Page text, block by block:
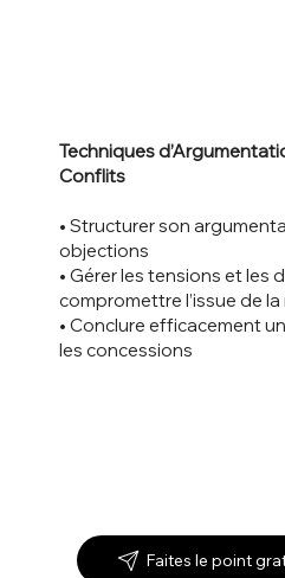
Techniques
Conflits
• Structurer son
objections
• Gérer les tensions et les
compromettre l’issue de
• Conclure efficacement
les concessions
Faites le point